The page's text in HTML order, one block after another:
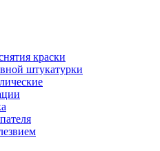
краски
штукатурки